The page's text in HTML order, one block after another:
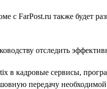
c FarPost.ru также будет
отследить
кадровые сервисы,
передачу